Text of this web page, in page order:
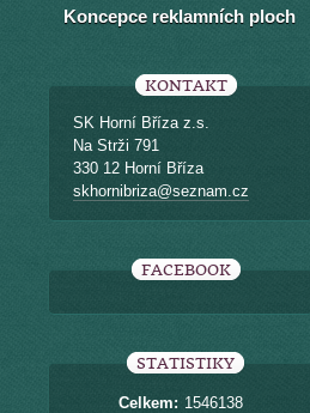
Koncepce reklamních ploch
KONTAKT
SK Horní Bříza z.s.
Na Strži 791
330 12 Horní Bříza
skhornibriza@seznam.cz
FACEBOOK
STATISTIKY
Celkem: 1546138